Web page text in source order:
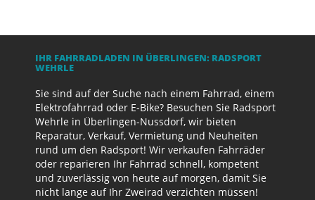
IHR FAHRRADLADEN IN ÜBERLINGEN: RADSPORT
WEHRLE
Sie sind auf der Suche nach einem Fahrrad, einem
Elektrofahrrad oder E-Bike? Besuchen Sie Radsport
Wehrle in Überlingen-Nussdorf, wir bieten
Reparatur, Verkauf, Vermietung und Neuheiten
rund um den Radsport! Wir verkaufen Fahrräder
oder reparieren Ihr Fahrrad schnell, kompetent
und zuverlässig von heute auf morgen, damit Sie
nicht lange auf Ihr Zweirad verzichten müssen!